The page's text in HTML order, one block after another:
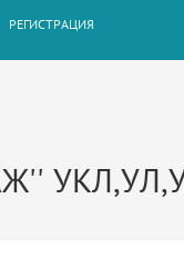
РЕГИСТРАЦИЯ